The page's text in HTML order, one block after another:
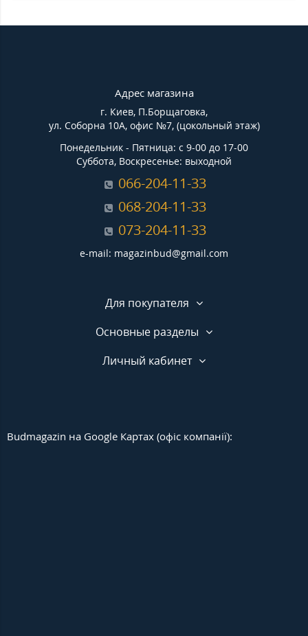
Адрес магазина
г. Киев, П.Борщаговка,
ул. Соборна 10А, офис №7, (цокольный этаж)
Понедельник - Пятница: с 9-00 до 17-00
Суббота, Воскресенье: выходной
066-204-11-33
068-204-11-33
073-204-11-33
e-mail: magazinbud@gmail.com
Для покупателя
Основные разделы
Личный кабинет
Budmagazin на Google Картах (офіс компанії):